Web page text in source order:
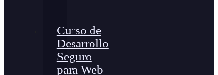
Curso de
Desarrollo
Seguro
para Web